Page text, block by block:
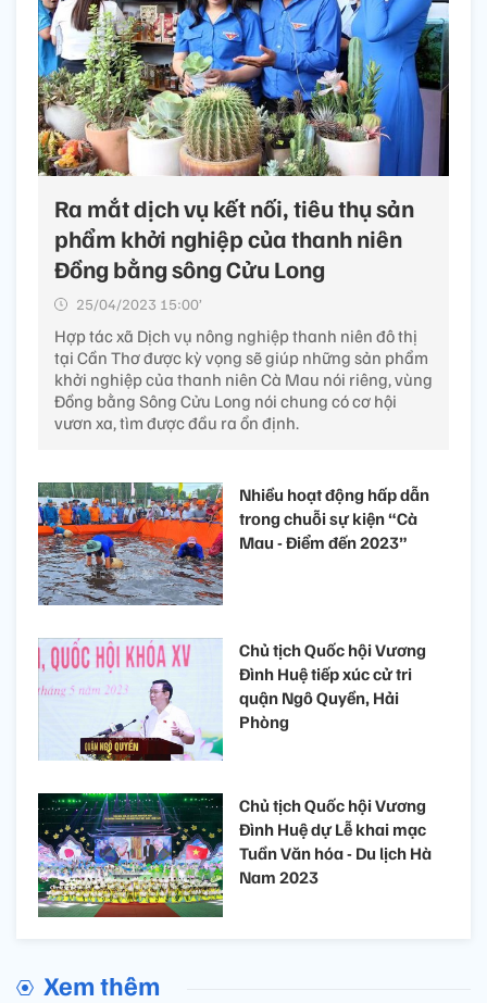
Ra mắt dịch vụ kết nối, tiêu thụ sản
phẩm khởi nghiệp của thanh niên
Đồng bằng sông Cửu Long
25/04/2023 15:00’
Hợp tác xã Dịch vụ nông nghiệp thanh niên đô thị
tại Cần Thơ được kỳ vọng sẽ giúp những sản phẩm
khởi nghiệp của thanh niên Cà Mau nói riêng, vùng
Đồng bằng Sông Cửu Long nói chung có cơ hội
vươn xa, tìm được đầu ra ổn định.
Nhiều hoạt động hấp dẫn
trong chuỗi sự kiện “Cà
Mau - Điểm đến 2023”
Chủ tịch Quốc hội Vương
Đình Huệ tiếp xúc cử tri
quận Ngô Quyền, Hải
Phòng
Chủ tịch Quốc hội Vương
Đình Huệ dự Lễ khai mạc
Tuần Văn hóa - Du lịch Hà
Nam 2023
Xem thêm